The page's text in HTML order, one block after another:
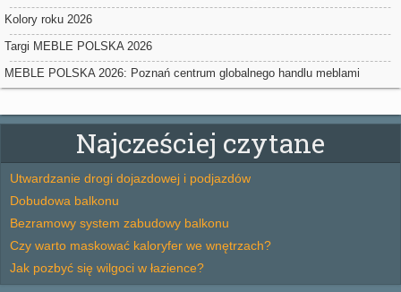
powierzchniowych w Nadarzynie
Kolory roku 2026
Targi MEBLE POLSKA 2026
MEBLE POLSKA 2026: Poznań centrum globalnego handlu meblami
Najcześciej czytane
Utwardzanie drogi dojazdowej i podjazdów
Dobudowa balkonu
Bezramowy system zabudowy balkonu
Czy warto maskować kaloryfer we wnętrzach?
Jak pozbyć się wilgoci w łazience?